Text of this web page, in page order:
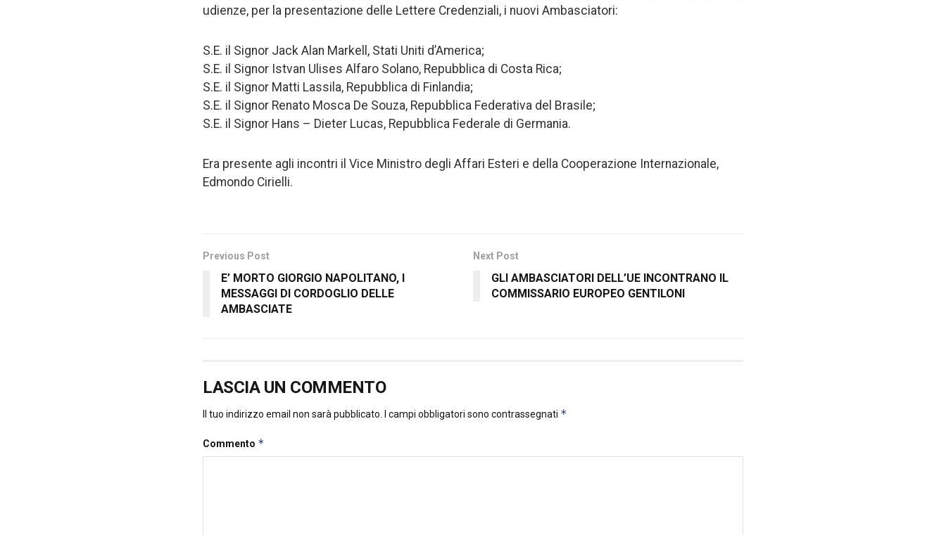
udienze, per la presentazione delle Lettere Credenziali, i nuovi Ambasciatori:
S.E. il Signor Jack Alan Markell, Stati Uniti d’America;
S.E. il Signor Istvan Ulises Alfaro Solano, Repubblica di Costa Rica;
S.E. il Signor Matti Lassila, Repubblica di Finlandia;
S.E. il Signor Renato Mosca De Souza, Repubblica Federativa del Brasile;
S.E. il Signor Hans – Dieter Lucas, Repubblica Federale di Germania.
Era presente agli incontri il Vice Ministro degli Affari Esteri e della Cooperazione Internazionale,
Edmondo Cirielli.
Previous Post
E’ MORTO GIORGIO NAPOLITANO, I
MESSAGGI DI CORDOGLIO DELLE
AMBASCIATE
Next Post
GLI AMBASCIATORI DELL’UE INCONTRANO IL
COMMISSARIO EUROPEO GENTILONI
LASCIA UN COMMENTO
Il tuo indirizzo email non sarà pubblicato. I campi obbligatori sono contrassegnati *
Commento *